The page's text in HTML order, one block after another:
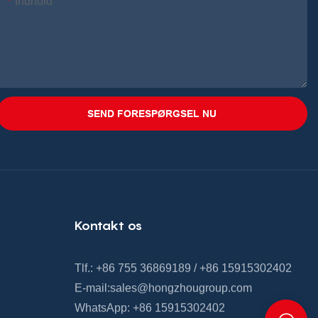
SEND FORESPØRGSEL NU
Kontakt os
Tlf.: +86 755 36869189 / +86 15915302402
E-mail:sales@hongzhougroup.com
WhatsApp: +86 15915302402